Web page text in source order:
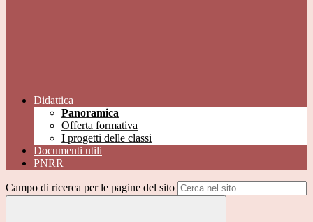
Didattica
Panoramica
Offerta formativa
I progetti delle classi
Documenti utili
PNRR
Campo di ricerca per le pagine del sito